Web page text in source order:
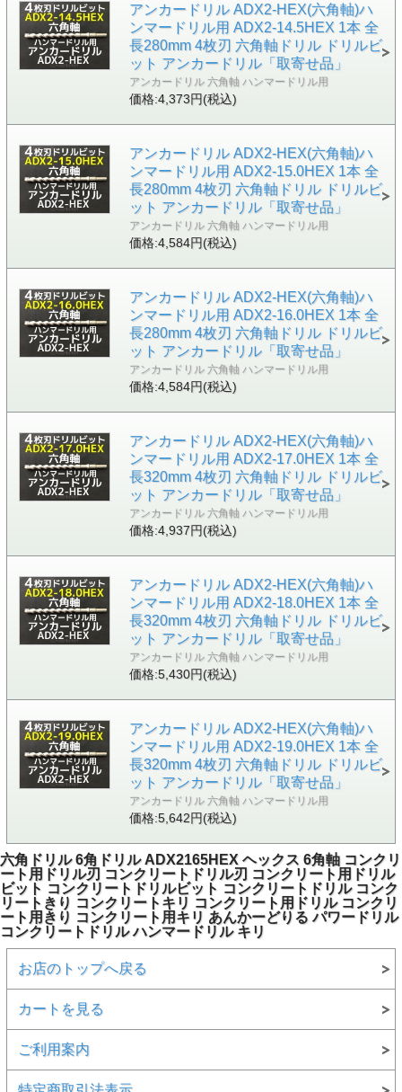
アンカードリル ADX2-HEX(六角軸)ハ
ンマードリル用 ADX2-14.5HEX 1本 全
長280mm 4枚刃 六角軸ドリル ドリルビ
ット アンカードリル「取寄せ品」
アンカードリル 六角軸 ハンマードリル用
価格:4,373円(税込)
アンカードリル ADX2-HEX(六角軸)ハ
ンマードリル用 ADX2-15.0HEX 1本 全
長280mm 4枚刃 六角軸ドリル ドリルビ
ット アンカードリル「取寄せ品」
アンカードリル 六角軸 ハンマードリル用
価格:4,584円(税込)
アンカードリル ADX2-HEX(六角軸)ハ
ンマードリル用 ADX2-16.0HEX 1本 全
長280mm 4枚刃 六角軸ドリル ドリルビ
ット アンカードリル「取寄せ品」
アンカードリル 六角軸 ハンマードリル用
価格:4,584円(税込)
アンカードリル ADX2-HEX(六角軸)ハ
ンマードリル用 ADX2-17.0HEX 1本 全
長320mm 4枚刃 六角軸ドリル ドリルビ
ット アンカードリル「取寄せ品」
アンカードリル 六角軸 ハンマードリル用
価格:4,937円(税込)
アンカードリル ADX2-HEX(六角軸)ハ
ンマードリル用 ADX2-18.0HEX 1本 全
長320mm 4枚刃 六角軸ドリル ドリルビ
ット アンカードリル「取寄せ品」
アンカードリル 六角軸 ハンマードリル用
価格:5,430円(税込)
アンカードリル ADX2-HEX(六角軸)ハ
ンマードリル用 ADX2-19.0HEX 1本 全
長320mm 4枚刃 六角軸ドリル ドリルビ
ット アンカードリル「取寄せ品」
アンカードリル 六角軸 ハンマードリル用
価格:5,642円(税込)
六角ドリル 6角ドリル ADX2165HEX ヘックス 6角軸 コンクリ
ート用ドリル刃 コンクリートドリル刃 コンクリート用ドリル
ビット コンクリートドリルビット コンクリートドリル コンク
リートきり コンクリートキリ コンクリート用ドリル コンクリ
ート用きり コンクリート用キリ あんかーどりる パワードリル
コンクリートドリル ハンマードリル キリ
お店のトップへ戻る
カートを見る
ご利用案内